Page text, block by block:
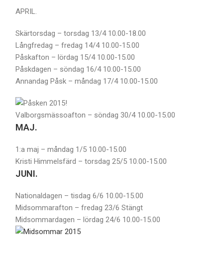
APRIL.
Skärtorsdag – torsdag 13/4 10.00-18.00
Långfredag – fredag 14/4 10.00-15.00
Påskafton – lördag 15/4 10.00-15.00
Påskdagen – söndag 16/4 10.00-15.00
Annandag Påsk – måndag 17/4 10.00-15.00
Valborgsmässoafton – söndag 30/4 10.00-15.00
MAJ.
1:a maj – måndag 1/5 10.00-15.00
Kristi Himmelsfärd – torsdag 25/5 10.00-15.00
JUNI.
Nationaldagen – tisdag 6/6 10.00-15.00
Midsommarafton – fredag 23/6 Stängt
Midsommardagen – lördag 24/6 10.00-15.00